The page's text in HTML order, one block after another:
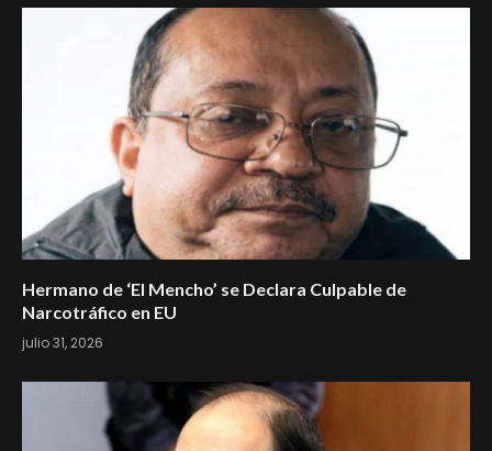
Hermano de ‘El Mencho’ se Declara Culpable de
Narcotráfico en EU
julio 31, 2026